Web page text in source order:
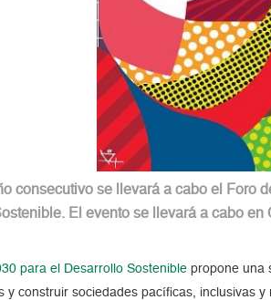
consecutivo se llevará a cabo el Foro
El evento se llevará a cabo
para el Desarrollo Sostenible propone una
y construir sociedades pacíficas, inclusivas